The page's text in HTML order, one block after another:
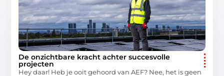
De onzichtbare kracht achter succesvolle
projecten
Hey daar! Heb je ooit gehoord van AEF? Nee, het is geen